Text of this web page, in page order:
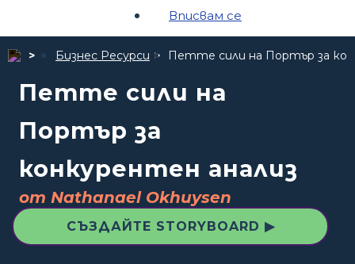
Вписвам се
Бизнес Ресурси Петте сили на Портър за
Петте сили на
Портър за
конкурентен анализ
от Nathanael Okhuysen
СЪЗДАЙТЕ STORYBOARD ▶